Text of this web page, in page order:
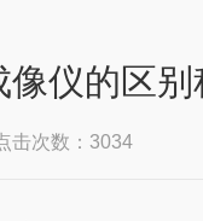
仪的区别
击次数：3034